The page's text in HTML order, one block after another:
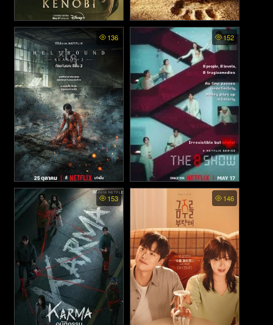
Obi Wan Kenobi พากย์ไทย -
โอบี วัน เคโนบี (2022)
The Lion King - เดอะ ไลอ้อน
คิง (2019)
136
Hellbound ss2 พากย์ไทย - ทัน
ฑ์นรก ภาค2 (2024)
152
The 8 Show พากย์ไทย - เกม
โชว์เลือดแลกเงิน (2024)
153 146